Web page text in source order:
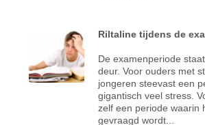
Riltaline tijdens de
De examenperiode
deur. Voor ouders met
jongeren steevast een
gigantisch veel stress.
zelf een periode waarin
gevraagd wordt...